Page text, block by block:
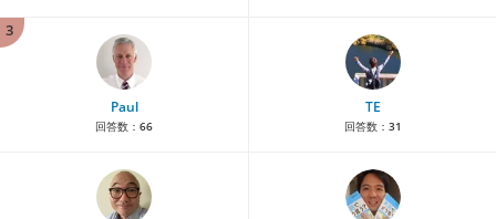
3
Paul
回答数： 66
TE
回答数： 31